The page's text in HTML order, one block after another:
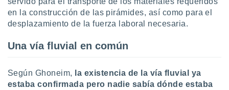
o a través
de
uso de
con el
en la construcción de las pirámides, así como para el
desplazamiento de la fuerza laboral necesaria.
Una vía fluvial en común
Según Ghoneim,
la existencia de la vía fluvial ya
estaba confirmada pero nadie sabía dónde estaba